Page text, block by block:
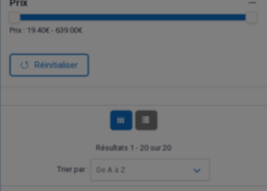
Prix
Prix : 19.40€ - 639.00€
Réinitialiser
Résultats 1 - 20 sur 20
Trier par : De A à Z